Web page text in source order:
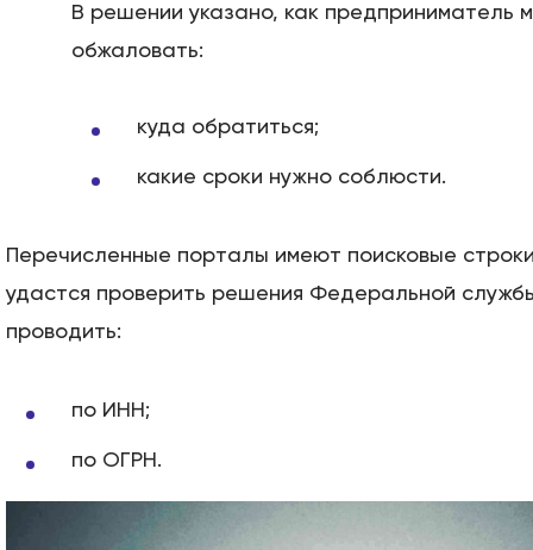
В решении указано, как предприниматель
обжаловать:
куда обратиться;
какие сроки нужно соблюсти.
Перечисленные порталы имеют поисковые
удастся проверить решения Федеральной
проводить:
по ИНН;
по ОГРН.